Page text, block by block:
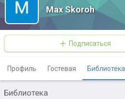
Max Skoroh
Подписаться
Профиль Гостевая Библиотека
Библиотека